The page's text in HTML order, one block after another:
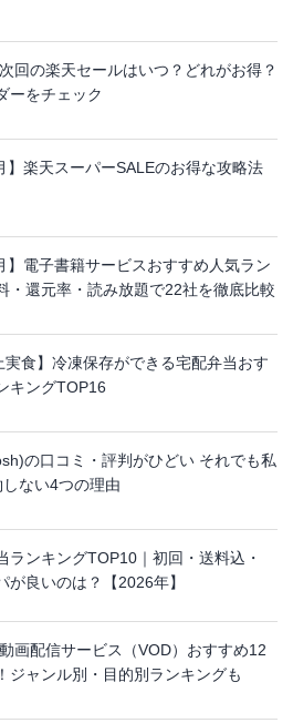
回の楽天セールはいつ？どれがお得？
ーをチェック
】楽天スーパーSALEのお得な攻略法
】電子書籍サービスおすすめ人気ラン
・還元率・読み放題で22社を徹底比較
実食】冷凍保存ができる宅配弁当おす
キングTOP16
の口コミ・評判がひどい それでも私
ない4つの理由
ランキングTOP10｜初回・送料込・
が良いのは？【2026年】
動画配信サービス（VOD）おすすめ12
ジャンル別・目的別ランキングも